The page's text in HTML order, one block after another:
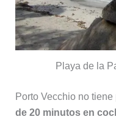
Playa de la
Porto Vecchio no
de 20 minutos en